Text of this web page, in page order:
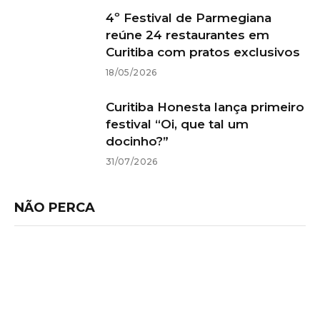
4º Festival de Parmegiana
reúne 24 restaurantes em
Curitiba com pratos exclusivos
18/05/2026
Curitiba Honesta lança primeiro
festival “Oi, que tal um
docinho?”
31/07/2026
NÃO PERCA